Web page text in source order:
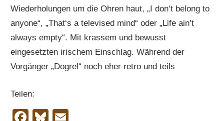
Wiederholungen um die Ohren haut, „I don‘t belong to
anyone“, „That‘s a televised mind“ oder „Life ain’t
always empty“. Mit krassem und bewusst
eingesetzten irischem Einschlag. Während der
Vorgänger „Dogrel“ noch eher retro und teils
Teilen:
Facebook
Bluesky